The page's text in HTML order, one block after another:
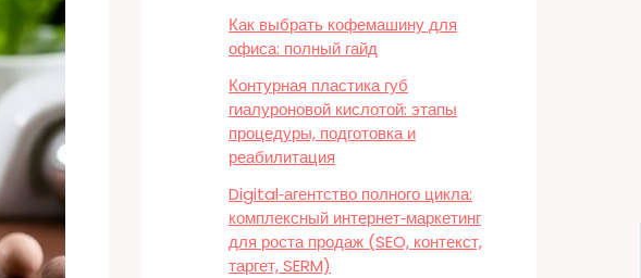
Как выбрать кофемашину для
офиса: полный гайд
Контурная пластика губ
гиалуроновой кислотой: этапы
процедуры, подготовка и
реабилитация
Digital‑агентство полного цикла:
комплексный интернет‑маркетинг
для роста продаж (SEO, контекст,
таргет, SERM)